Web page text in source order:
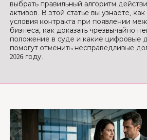
выбрать правильный алгоритм
активов. В этой статье вы узнаете,
условия контракта при появлении
бизнеса, как доказать чрезвычайно
положение в суде и какие цифровые
помогут отменить несправедливые
2026 году.